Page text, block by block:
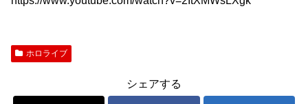
ホロライブ
シェアする